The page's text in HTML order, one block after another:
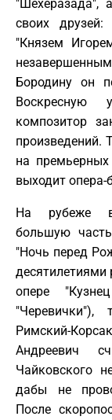
"Шехеразада",
своих
"Князем
Бородину он
Воскресную
композитор
произведений.
на
выходит
На рубеже
большую
"Ночь перед
десятилетиями
опере
Римский-
Андреевич
Чайковского
дабы не
После